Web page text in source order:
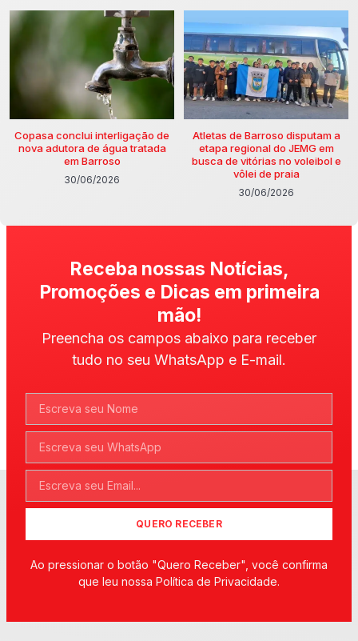
Copasa conclui interligação de
nova adutora de água tratada
em Barroso
30/06/2026
Atletas de Barroso disputam a
etapa regional do JEMG em
busca de vitórias no voleibol e
vôlei de praia
30/06/2026
Receba nossas Notícias,
Promoções e Dicas em primeira
mão!
Preencha os campos abaixo para receber
tudo no seu WhatsApp e E-mail.
QUERO RECEBER
Ao pressionar o botão "Quero Receber", você confirma
que leu nossa Política de Privacidade.